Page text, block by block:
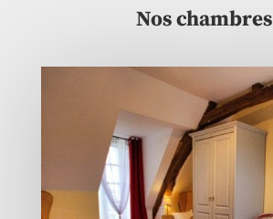
Nos chambres